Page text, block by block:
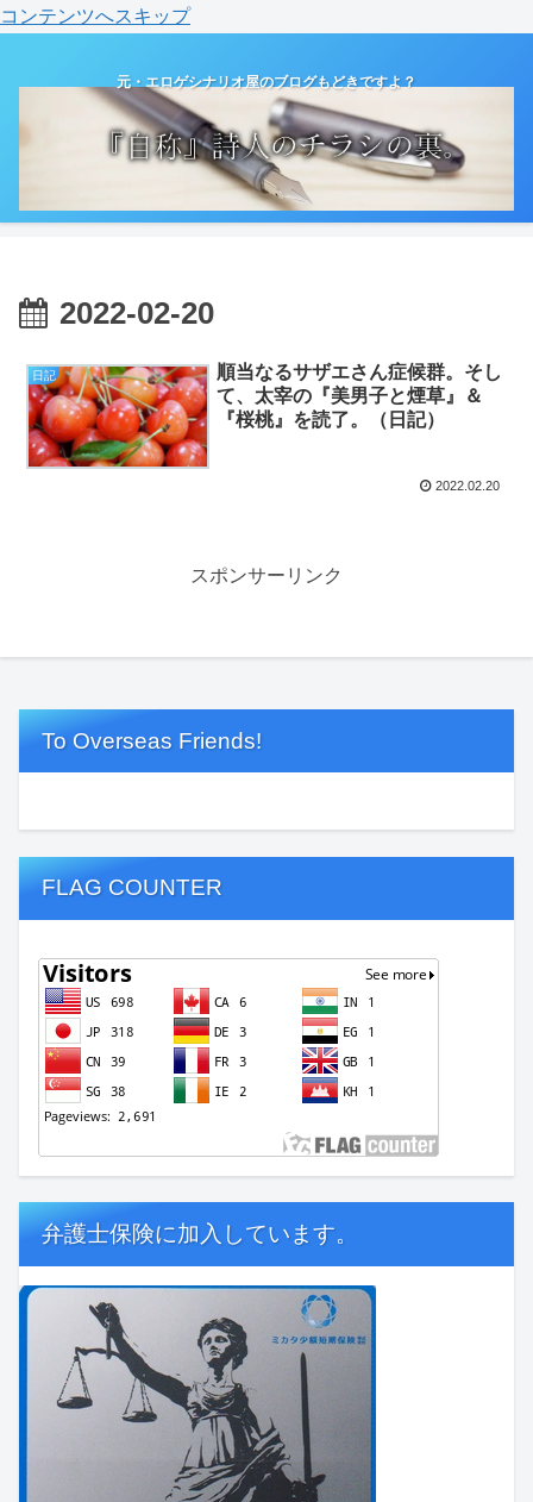
コンテンツへスキップ
元・エロゲシナリオ屋のブログもどきですよ？
2022-02-20
日記
順当なるサザエさん症候群。そし
て、太宰の『美男子と煙草』＆
『桜桃』を読了。（日記）
2022.02.20
スポンサーリンク
To Overseas Friends!
FLAG COUNTER
弁護士保険に加入しています。